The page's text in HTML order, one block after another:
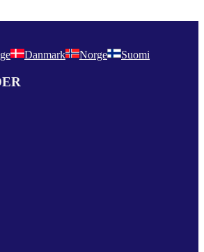
Danmark Norge Suomi